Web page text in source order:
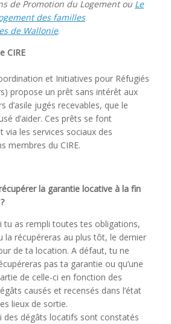
de Promotion du Logement ou Le
des familles
deWallonie.
CIRE
et Initiatives pour Réfugiés
propose un prêt sans intérêt aux
d’asile jugés recevables, que le
d’aider. Ces prêts se font
via les services sociaux des
membres du CIRE.
la garantie locative à la fin
tu as rempli toutes tes obligations,
la récupéreras au plus tôt, le dernier
de ta location. A défaut, tu ne
pas ta garantie ou qu’une
de celle-ci en fonction des
causés et recensés dans l’état
lieux de sortie.
des dégâts locatifs sont constatés